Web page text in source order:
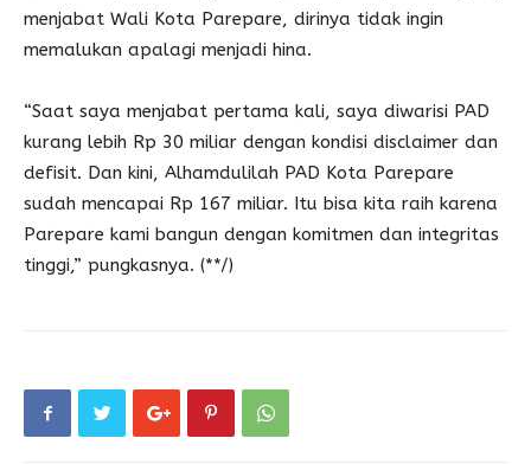
menjabat Wali Kota Parepare, dirinya tidak ingin
memalukan apalagi menjadi hina.
“Saat saya menjabat pertama kali, saya diwarisi PAD
kurang lebih Rp 30 miliar dengan kondisi disclaimer dan
defisit. Dan kini, Alhamdulilah PAD Kota Parepare
sudah mencapai Rp 167 miliar. Itu bisa kita raih karena
Parepare kami bangun dengan komitmen dan integritas
tinggi,” pungkasnya. (**/)